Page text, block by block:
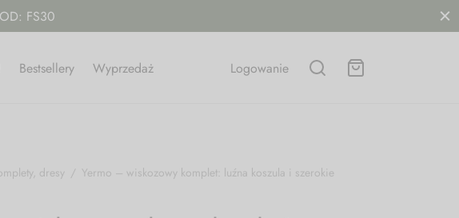
FS30
Bestsellery Wyprzedaż Logowanie
dresy / Yermo – wiskozowy komplet: luźna koszula i szerokie